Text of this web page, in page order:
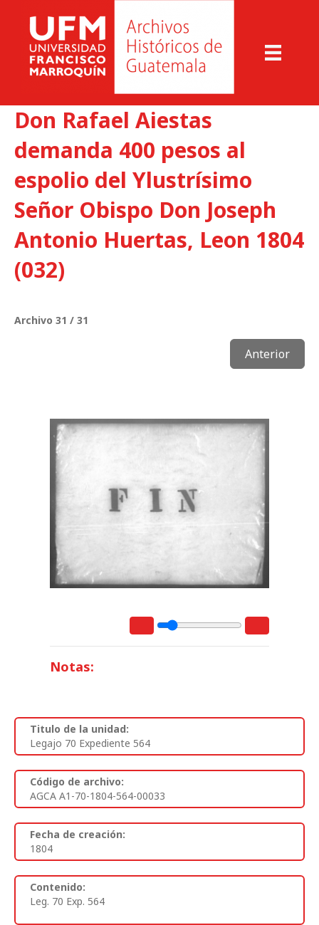
Don Rafael Aiestas
demanda 400 pesos al
espolio del Ylustrísimo
Señor Obispo Don Joseph
Antonio Huertas, Leon 1804
(032)
Archivo 31 / 31
Anterior
Notas:
Titulo de la unidad:
Legajo 70 Expediente 564
Código de archivo:
AGCA A1-70-1804-564-00033
Fecha de creación:
1804
Contenido:
Leg. 70 Exp. 564